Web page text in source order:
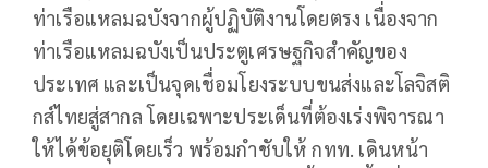
ท่าเรือแหลมฉบังจากผู้ปฏิบัติงานโดยตรง เนื่องจาก
ท่าเรือแหลมฉบังเป็นประตูเศรษฐกิจสำคัญของ
ประเทศ และเป็นจุดเชื่อมโยงระบบขนส่งและโลจิสติ
กส์ไทยสู่สากล โดยเฉพาะประเด็นที่ต้องเร่งพิจารณา
ให้ได้ข้อยุติโดยเร็ว พร้อมกำชับให้ กทท. เดินหน้า